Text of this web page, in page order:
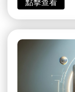
點擊查看